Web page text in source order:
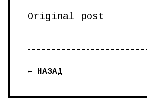
Original post
← НАЗАД